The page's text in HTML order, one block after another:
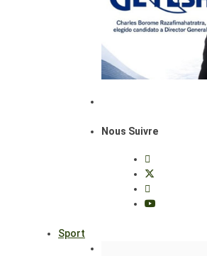
Nous Suivre
Sport